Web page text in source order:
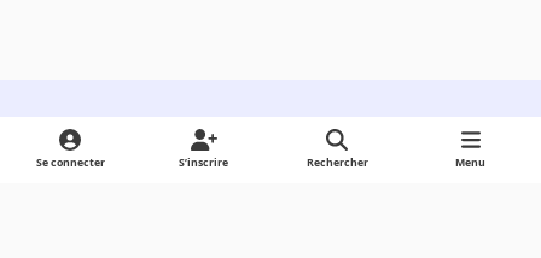
Light ModeDark ModeSystem Preference
Se connecter S’inscrire Rechercher Menu